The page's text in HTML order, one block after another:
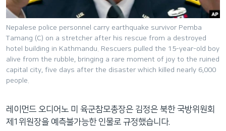
비
게
이
션
으
로
이
검
색
Nepalese police personnel carry earthquake survivor Pemba
Tamang (C) on a stretcher after his rescue from a destroyed
hotel building in Kathmandu. Rescuers pulled the 15-year-old boy
alive from the rubble, bringing a rare moment of joy to the ruined
capital city, five days after the disaster which killed nearly 6,000
people.
레이먼드 오디어노 미 육군참모총장은 김정은 북한 국방위원회
제1위원장을 예측불가능한 인물로 규정했습니다.